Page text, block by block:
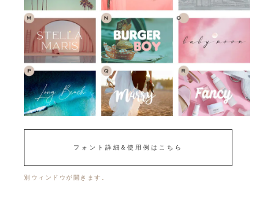
フォント詳細&使用例はこちら
別ウィンドウが開きます。